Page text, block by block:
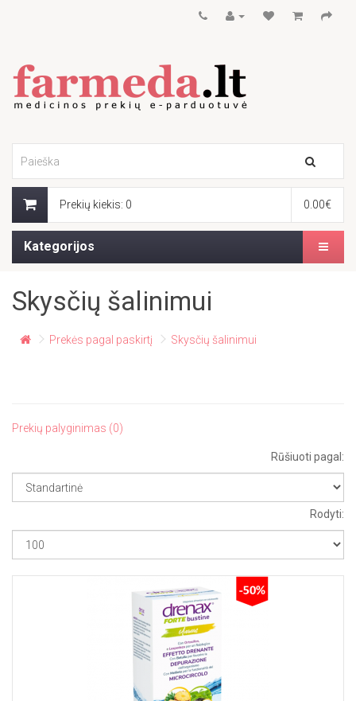
Prekių kiekis: 0 0.00€
Kategorijos
Skysčių šalinimui
Prekės pagal paskirtį Skysčių šalinimui
Prekių palyginimas (0)
Rūšiuoti pagal:
Rodyti: